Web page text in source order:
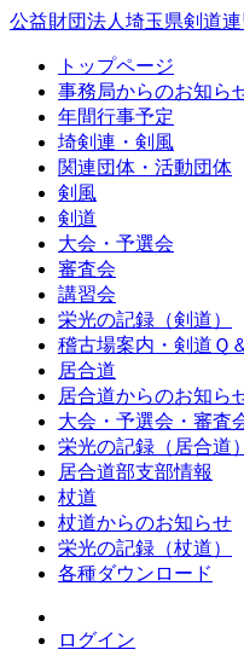
公益財団法人埼玉県剣道連
トップページ
事務局からのお知ら
年間行事予定
埼剣連・剣風
関連団体・活動団体
剣風
剣道
大会・予選会
審査会
講習会
栄光の記録（剣道）
稽古場案内・剣道Ｑ
居合道
居合道からのお知ら
大会・予選会・審査
栄光の記録（居合道）
居合道部支部情報
杖道
杖道からのお知らせ
栄光の記録（杖道）
各種ダウンロード
ログイン